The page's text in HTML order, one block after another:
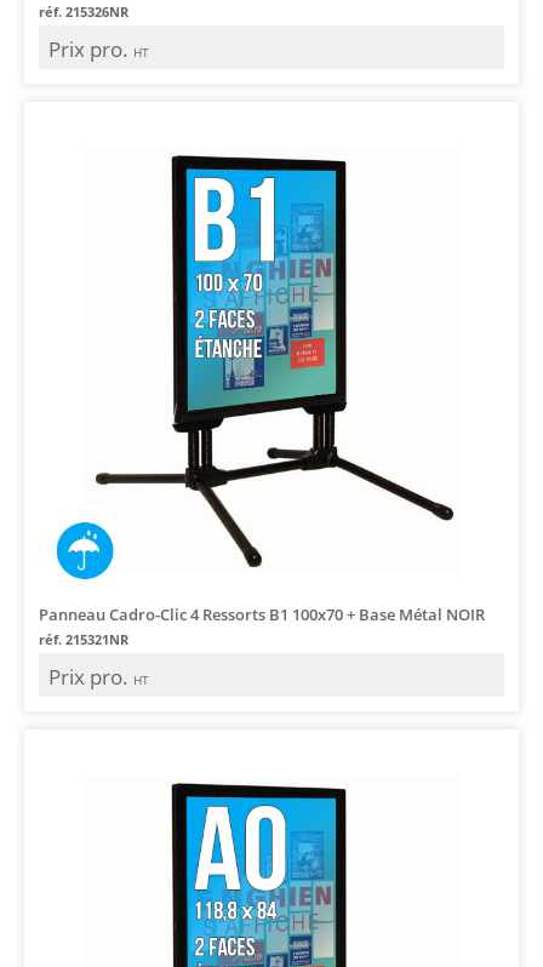
réf. 215326NR
Prix pro. HT
Panneau Cadro-Clic 4 Ressorts B1 100x70 + Base Métal NOIR
réf. 215321NR
Prix pro. HT